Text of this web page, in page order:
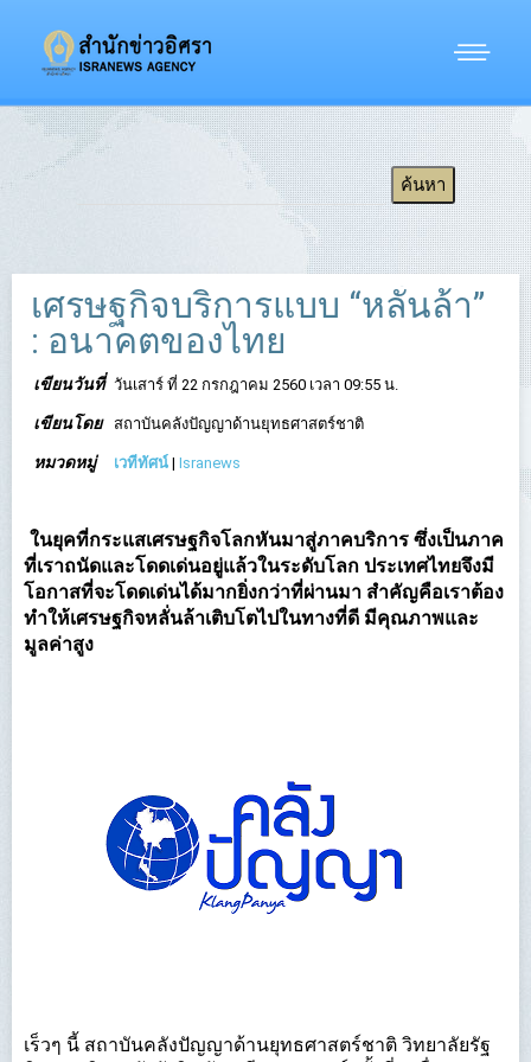
เศรษฐกิจบริการแบบ “หลั่นล้า”
: อนาคตของไทย
เขียนวันที่ วันเสาร์ ที่ 22 กรกฎาคม 2560 เวลา 09:55 น.
เขียนโดย สถาบันคลังปัญญาด้านยุทธศาสตร์ชาติ
หมวดหมู่ เวทีทัศน์ | Isranews
ในยุคที่กระแสเศรษฐกิจโลกหันมาสู่ภาคบริการ ซึ่งเป็นภาค
ที่เราถนัดและโดดเด่นอยู่แล้วในระดับโลก ประเทศไทยจึงมี
โอกาสที่จะโดดเด่นได้มากยิ่งกว่าที่ผ่านมา สำคัญคือเราต้อง
ทำให้เศรษฐกิจหลั่นล้าเติบโตไปในทางที่ดี มีคุณภาพและ
มูลค่าสูง
เร็วๆ นี้ สถาบันคลังปัญญาด้านยุทธศาสตร์ชาติ วิทยาลัยรัฐ